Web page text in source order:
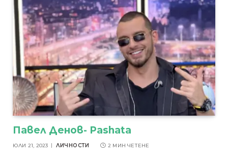
Павел Денов- Pashata
ЮЛИ 21, 2023 ЛИЧНОСТИ 2 МИН ЧЕТЕНЕ